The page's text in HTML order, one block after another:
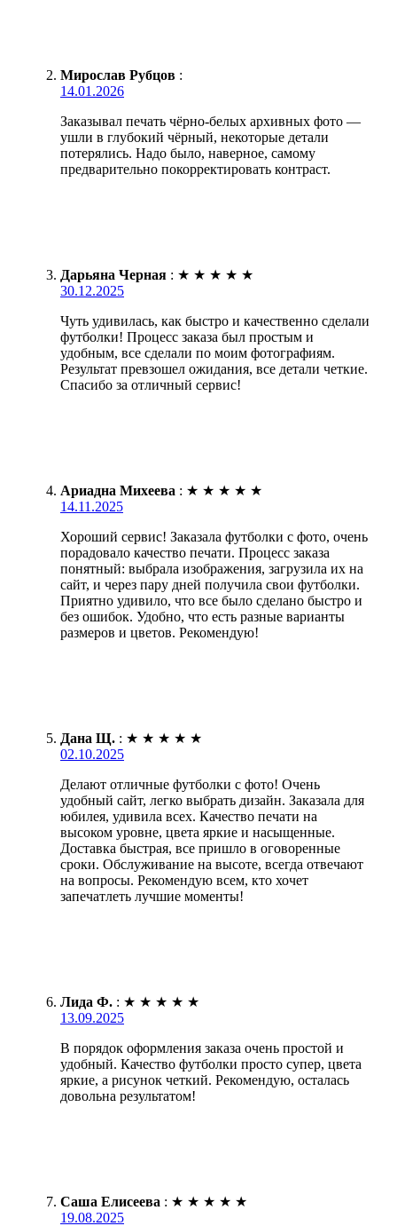
Мирослав Рубцов :
14.01.2026
Заказывал печать чёрно-белых архивных фото —
ушли в глубокий чёрный, некоторые детали
потерялись. Надо было, наверное, самому
предварительно покорректировать контраст.
Дарьяна Черная : ★ ★ ★ ★ ★
30.12.2025
Чуть удивилась, как быстро и качественно сделали
футболки! Процесс заказа был простым и
удобным, все сделали по моим фотографиям.
Результат превзошел ожидания, все детали четкие.
Спасибо за отличный сервис!
Ариадна Михеева : ★ ★ ★ ★ ★
14.11.2025
Хороший сервис! Заказала футболки с фото, очень
порадовало качество печати. Процесс заказа
понятный: выбрала изображения, загрузила их на
сайт, и через пару дней получила свои футболки.
Приятно удивило, что все было сделано быстро и
без ошибок. Удобно, что есть разные варианты
размеров и цветов. Рекомендую!
Дана Щ. : ★ ★ ★ ★ ★
02.10.2025
Делают отличные футболки с фото! Очень
удобный сайт, легко выбрать дизайн. Заказала для
юбилея, удивила всех. Качество печати на
высоком уровне, цвета яркие и насыщенные.
Доставка быстрая, все пришло в оговоренные
сроки. Обслуживание на высоте, всегда отвечают
на вопросы. Рекомендую всем, кто хочет
запечатлеть лучшие моменты!
Лида Ф. : ★ ★ ★ ★ ★
13.09.2025
В порядок оформления заказа очень простой и
удобный. Качество футболки просто супер, цвета
яркие, а рисунок четкий. Рекомендую, осталась
довольна результатом!
Саша Елисеева : ★ ★ ★ ★ ★
19.08.2025